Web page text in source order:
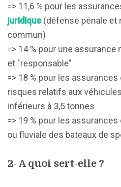
=> 11,6 % pour les
juridique (défense pénale et
commun)
=> 14 % pour une assurance
et "responsable"
=> 18 % pour les
risques relatifs aux
inférieurs à 3,5 tonnes
=> 19 % pour les
ou fluviale des bateaux de
2- A quoi sert-elle ?